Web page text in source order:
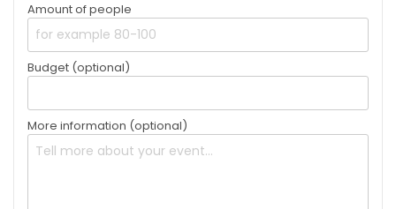
Amount of people
Budget (optional)
More information (optional)